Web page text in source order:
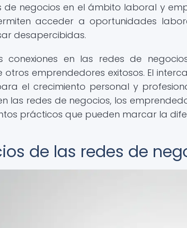
de negocios en el ámbito laboral y
acceder a oportunidades
desapercibidas.
conexiones en las redes de
emprendedores exitosos. El
el crecimiento personal y
las redes de negocios, los
prácticos que pueden marcar la
de las redes de